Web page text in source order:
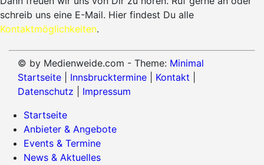
schreib uns eine E-Mail. Hier findest Du alle
Kontaktmöglichkeiten.
© by Medienweide.com - Theme: Minimal
Startseite
Innsbrucktermine Kontakt
Datenschutz
Impressum
Startseite
Anbieter & Angebote
Events & Termine
News & Aktuelles